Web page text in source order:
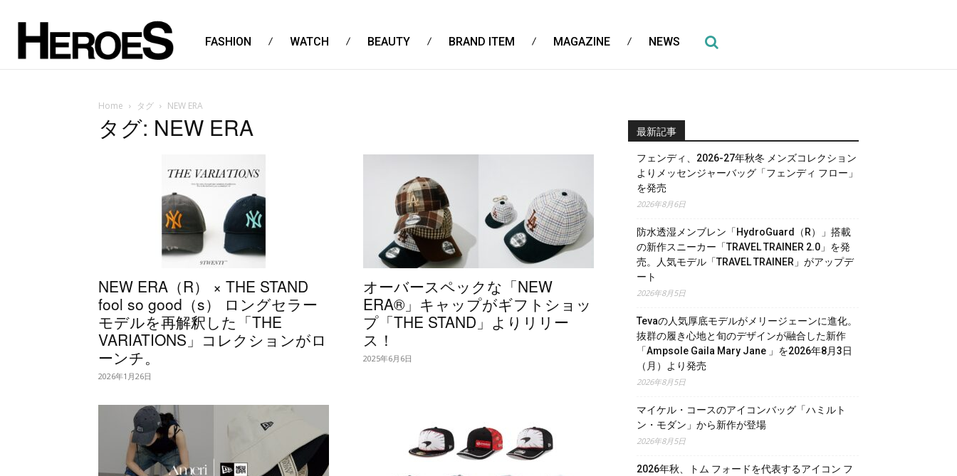
FASHION WATCH BEAUTY BRAND ITEM MAGAZINE NEWS
Home タグ NEW ERA
タグ: NEW ERA
NEW ERA（R） × THE STAND
fool so good（s） ロングセラー
モデルを再解釈した「THE
VARIATIONS」コレクションがロ
ーンチ。
2026年1月26日
オーバースペックな「NEW
ERA®」キャップがギフトショッ
プ「THE STAND」よりリリー
ス！
2025年6月6日
最新記事
フェンディ、2026-27年秋冬 メンズコレクション
よりメッセンジャーバッグ「フェンディ フロー」
を発売
2026年8月6日
防水透湿メンブレン「HydroGuard（R）」搭載
の新作スニーカー「TRAVEL TRAINER 2.0」を発
売。人気モデル「TRAVEL TRAINER」がアップデ
ート
2026年8月5日
Tevaの人気厚底モデルがメリージェーンに進化。
抜群の履き心地と旬のデザインが融合した新作
「Ampsole Gaila Mary Jane 」を2026年8月3日
（月）より発売
2026年8月5日
マイケル・コースのアイコンバッグ「ハミルト
ン・モダン」から新作が登場
2026年8月5日
2026年秋、トム フォードを代表するアイコン フ